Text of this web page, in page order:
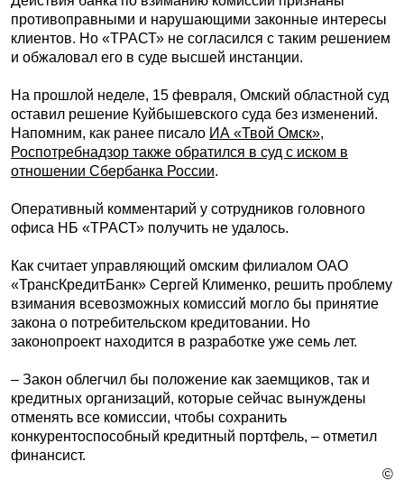
противоправными и нарушающими законные интересы
клиентов. Но «ТРАСТ» не согласился с таким решением
и обжаловал его в суде высшей инстанции.
На прошлой неделе, 15 февраля, Омский областной суд
оставил решение Куйбышевского суда без изменений.
Напомним, как ранее писало ИА «Твой Омск»,
Роспотребнадзор также обратился в суд с иском в
отношении Сбербанка России.
Оперативный комментарий у сотрудников головного
офиса НБ «ТРАСТ» получить не удалось.
Как считает управляющий омским филиалом ОАО
«ТрансКредитБанк» Сергей Клименко, решить проблему
взимания всевозможных комиссий могло бы принятие
закона о потребительском кредитовании. Но
законопроект находится в разработке уже семь лет.
– Закон облегчил бы положение как заемщиков, так и
кредитных организаций, которые сейчас вынуждены
отменять все комиссии, чтобы сохранить
конкурентоспособный кредитный портфель, – отметил
финансист.
©